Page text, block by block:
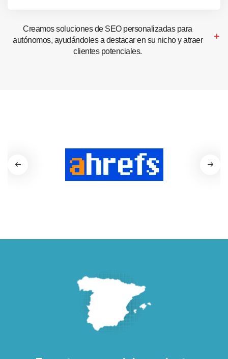
Creamos soluciones de SEO personalizadas para
autónomos, ayudándoles a destacar en su nicho y atraer
clientes potenciales.